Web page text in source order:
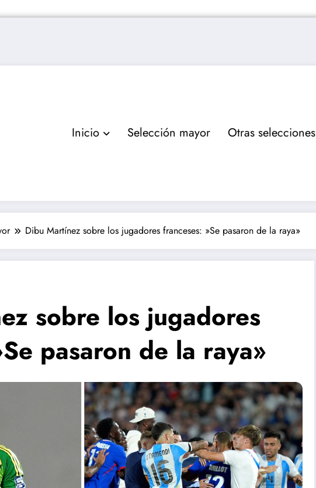
Inicio Selección mayor Otras selecciones
Dibu Martínez sobre los jugadores franceses: »Se pasaron de la raya»
sobre los jugadores
pasaron de la raya»